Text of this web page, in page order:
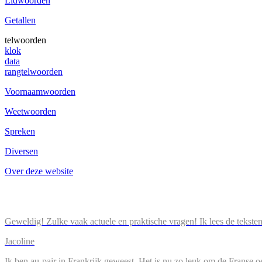
Getallen
telwoorden
klok
data
rangtelwoorden
Voornaamwoorden
Weetwoorden
Spreken
Diversen
Over deze website
Geweldig! Zulke vaak actuele en praktische vragen! Ik lees de
Jacoline